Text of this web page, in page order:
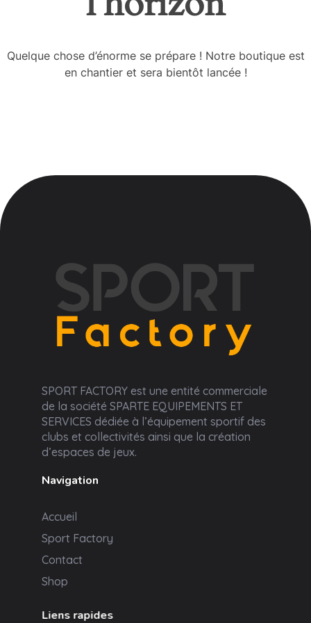
Quelque chose d’énorme se prépare ! Notre boutique est
en chantier et sera bientôt lancée !
SPORT FACTORY est une entité commerciale
de la société SPARTE EQUIPEMENTS ET
SERVICES dédiée à l’équipement sportif des
clubs et collectivités ainsi que la création
d’espaces de jeux.
Navigation
Accueil
Sport Factory
Contact
Shop
Liens rapides